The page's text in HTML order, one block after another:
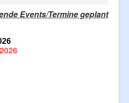
Events/Termine geplant